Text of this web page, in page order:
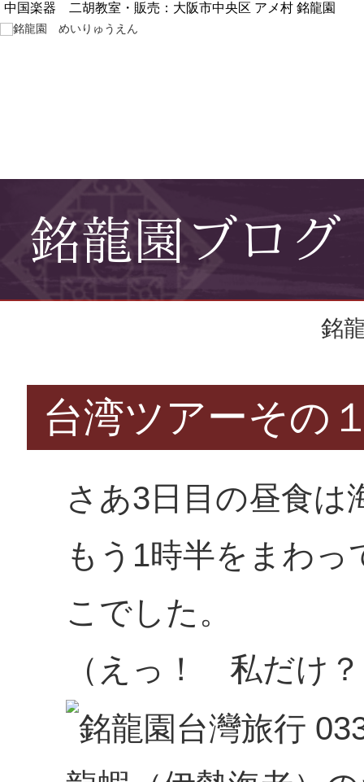
中国楽器 二胡教室・販売：大阪市中央区 アメ村 銘龍園
銘
銘龍園ブログ
台湾ツアーその
さあ3日目の昼食は
もう1時半をまわ
こでした。
（えっ！ 私だけ